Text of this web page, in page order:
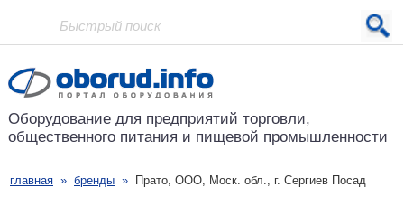
Проект основан в 2001 году
Оборудование для предприятий торговли,
общественного питания и пищевой промышленности
главная » бренды » Прато, ООО, Моск. обл., г. Сергиев Посад